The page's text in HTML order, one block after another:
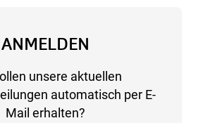
ANMELDEN
unsere aktuellen
automatisch per E-
Mail erhalten?